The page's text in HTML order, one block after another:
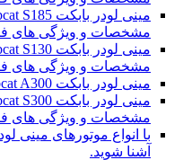
مشخصات و ویژگی های
مشخصات و ویژگی های
مینی لودر بابکت Bobcat A300
مشخصات و ویژگی های
با انواع موتورهای مینی
آشنا شوید.